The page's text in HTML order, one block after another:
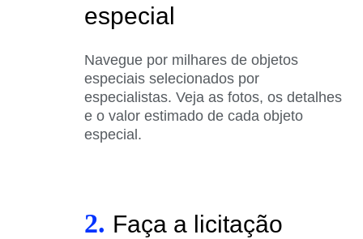
especial
Navegue por milhares de objetos
especiais selecionados por
especialistas. Veja as fotos, os detalhes
e o valor estimado de cada objeto
especial.
2. Faça a licitação